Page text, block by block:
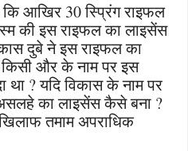
आखिर 30 स्प्रिंग राइफल
की इस राइफल का लाइसेंस
दुबे ने इस राइफल का
किसी और के नाम पर इस
था ? यदि विकास के नाम पर
का लाइसेंस कैसे बना ?
तमाम अपराधिक